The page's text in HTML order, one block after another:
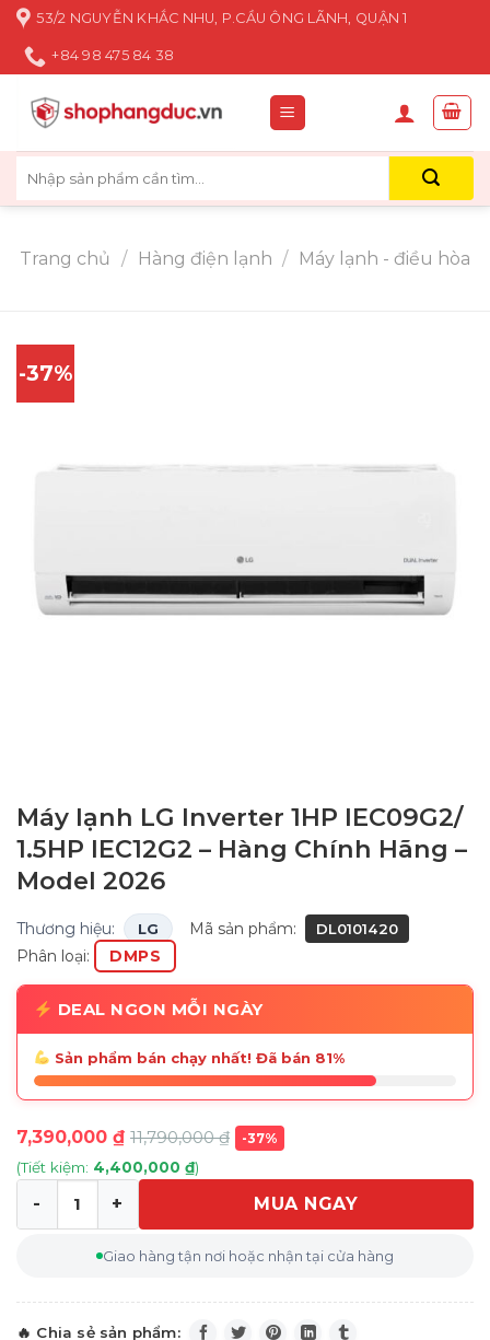
Skip
content
53/2 NGUYỄN KHẮC NHU, P.CẦU ÔNG LÃNH, QUẬN 1
+84 98 475 84 38
kiếm:
Trang chủ / Hàng điện lạnh / Máy lạnh - điều hòa
-37%
Máy lạnh LG Inverter 1HP IEC09G2/
1.5HP IEC12G2 – Hàng Chính Hãng –
Model 2026
Thương hiệu: LG Mã sản phẩm: DL0101420
Phân loại: DMPS
DEAL NGON MỖI NGÀY
Sản phẩm bán chạy nhất! Đã bán 81%
7,390,000 ₫ 11,790,000₫ -37%
(Tiết kiệm: 4,400,000 ₫)
Máy lạnh LG Inverter 1HP IEC09G2/ 1.5HP IEC12G2 -
MUA NGAY
Giao hàng tận nơi hoặc nhận tại cửa hàng